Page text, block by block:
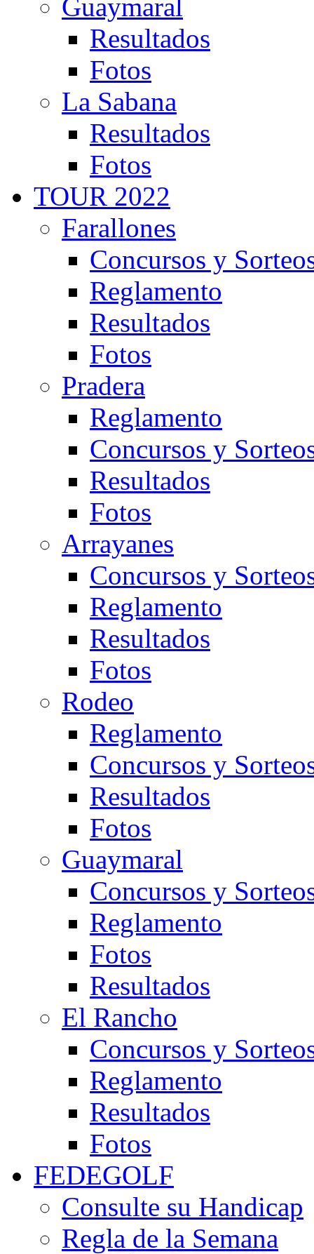
Guaymaral
Resultados
Fotos
La Sabana
Resultados
Fotos
TOUR 2022
Farallones
Concursos y
Reglamento
Resultados
Fotos
Pradera
Reglamento
Concursos y
Resultados
Fotos
Arrayanes
Concursos y
Reglamento
Resultados
Fotos
Rodeo
Reglamento
Concursos y
Resultados
Fotos
Guaymaral
Concursos y
Reglamento
Fotos
Resultados
El Rancho
Concursos y
Reglamento
Resultados
Fotos
FEDEGOLF
Consulte su Handicap
Regla de la Semana